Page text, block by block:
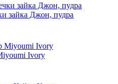
зайка Джон, пудра
Ivory